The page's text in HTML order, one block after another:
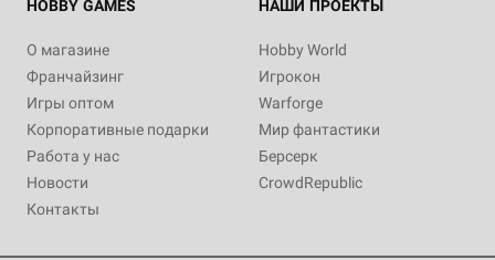
HOBBY GAMES
О магазине
Франчайзинг
Игры оптом
Корпоративные подарки
Работа у нас
Новости
Контакты
НАШИ ПРОЕКТЫ
Hobby World
Игрокон
Warforge
Мир фантастики
Берсерк
CrowdRepublic